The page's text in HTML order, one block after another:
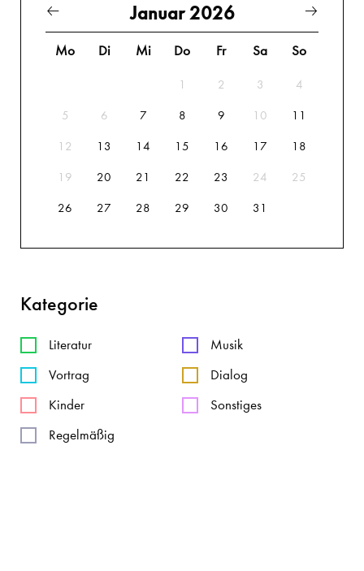
Januar 2026
Mo Di Mi Do Fr Sa So
1 2 3 4
5 6 7 8 9 10 11
12 13 14 15 16 17 18
19 20 21 22 23 24 25
26 27 28 29 30 31
Kategorie
Literatur
Musik
Vortrag
Dialog
Kinder
Sonstiges
Regelmäßig